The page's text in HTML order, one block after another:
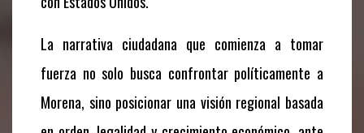
La narrativa ciudadana que comienza a tomar
fuerza no solo busca confrontar políticamente a
Morena, sino posicionar una visión regional basada